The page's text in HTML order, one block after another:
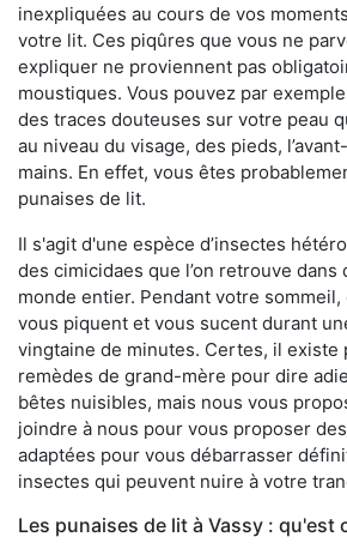
inexpliquées au cours de vos
votre lit. Ces piqûres que vous ne
expliquer ne proviennent pas
moustiques. Vous pouvez par
des traces douteuses sur votre peau
au niveau du visage, des pieds,
mains. En effet, vous êtes
punaises de lit.
Il s'agit d'une espèce d’insectes
des cimicidaes que l’on retrouve
monde entier. Pendant votre sommeil,
vous piquent et vous sucent durant
vingtaine de minutes. Certes, il existe
remèdes de grand-mère pour dire
bêtes nuisibles, mais nous vous
joindre à nous pour vous proposer
adaptées pour vous débarrasser
insectes qui peuvent nuire à votre
Les punaises de lit à Vassy : qu'est